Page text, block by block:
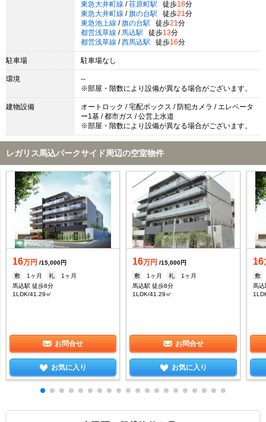
東急大井町線 / 荏原町駅 徒歩18分
東急大井町線 / 旗の台駅 徒歩21 分
東急池上線 / 旗の台駅 徒歩21 分
都営浅草線 / 馬込駅 徒歩13分
都営浅草線 / 西馬込駅 徒歩16分
駐車場 駐車場なし
環境
--
※部屋・階数により設備が異なる場合がございます。
建物設備
オートロック / 宅配ボックス / 防犯カメラ / エレベータ
ー1基 / 都市ガス / 公営上水道
※部屋・階数により設備が異なる場合がございます。
レガリス馬込パークサイド周辺の空室物件
16万円 /15,000円
敷
1ヶ月 礼
1ヶ月
馬込駅 徒歩8分
1LDK/41.29㎡
お問合せ
お気に入り
16万円 /15,000円
敷
1ヶ月 礼
1ヶ月
馬込駅 徒歩8分
1LDK/41.29㎡
お問合せ
お気に入り
16
敷
馬